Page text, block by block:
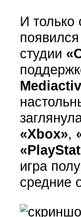
И только
студии
«Xbox»,
игра
средние